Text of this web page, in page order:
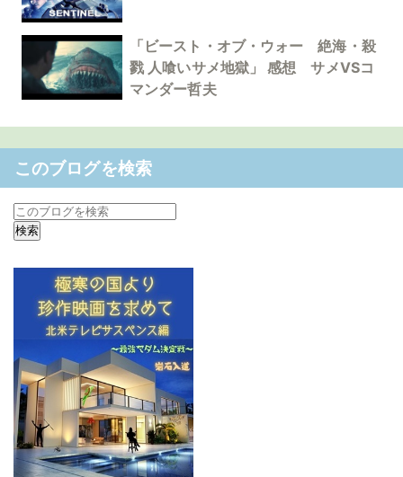
「ビースト・オブ・ウォー 絶海・殺
戮 人喰いサメ地獄」 感想 サメVSコ
マンダー哲夫
このブログを検索